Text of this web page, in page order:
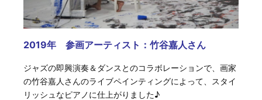
2019年 参画アーティスト：竹谷嘉人さん
ジャズの即興演奏＆ダンスとのコラボレーションで、画家
の竹谷嘉人さんのライブペインティングによって、スタイ
リッシュなピアノに仕上がりました♪